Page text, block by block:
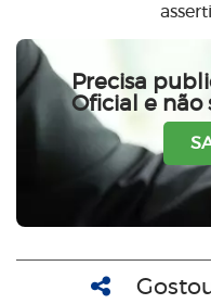
Precisa
Oficial e não